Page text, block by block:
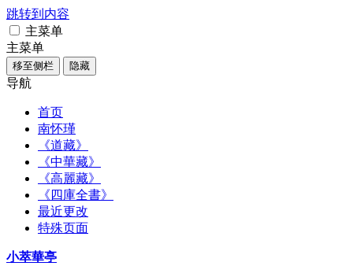
跳转到内容
主菜单
主菜单
移至侧栏 隐藏
导航
首页
南怀瑾
《道藏》
《中華藏》
《高麗藏》
《四庫全書》
最近更改
特殊页面
小萃華亭